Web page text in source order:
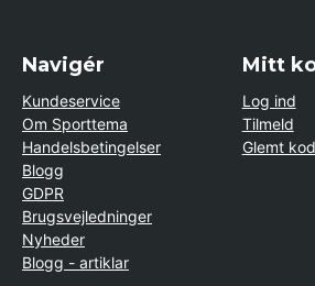
Navigér
Kundeservice
Om Sporttema
Handelsbetingelser
Blogg
GDPR
Brugsvejledninger
Nyheder
Blogg - artiklar
Mitt
Log ind
Tilmeld
Glemt